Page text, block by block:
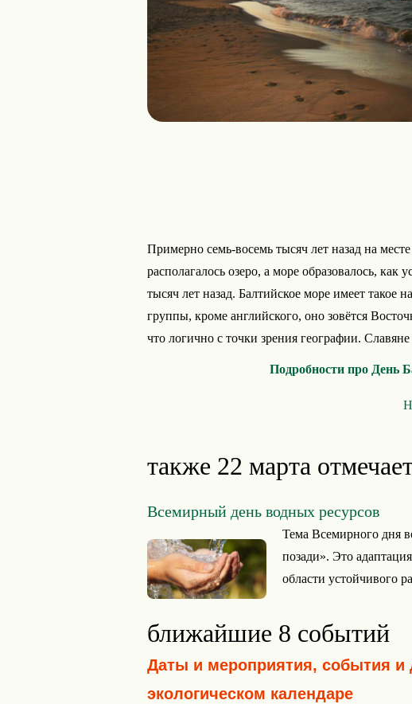
Примерно семь-восемь тысяч лет назад на
располагалось озеро, а море образовалось,
тысяч лет назад. Балтийское море имеет такое
группы, кроме английского, оно зовётся
что логично с точки зрения географии.
Подробности про День
также 22 марта
Всемирный день водных ресурсов
Тема Всемирного дня
позади». Это
области устойчивого
ближайшие 8 событий
Даты и мероприятия, события и
экологическом календаре